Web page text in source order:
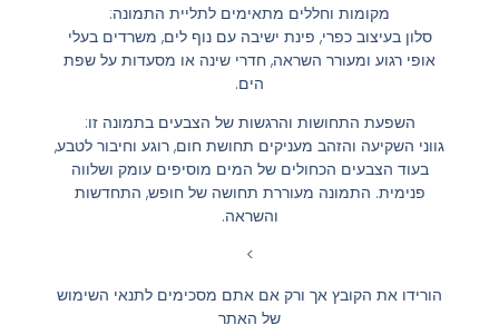
ניגודיות כהה
הוסף קו תחתון לקישורים
לאפס
את
כל
השארת משוב
מקומות וחללים מתאימים לתליית התמונה:
סלון בעיצוב כפרי, פינת ישיבה עם נוף לים, משרדים בעלי
אופי רגוע ומעורר השראה, חדרי שינה או מסעדות על שפת
הים.
השפעת התחושות והרגשות של הצבעים בתמונה זו:
גווני השקיעה והזהב מעניקים תחושת חום, רוגע וחיבור לטבע,
בעוד הצבעים הכחולים של המים מוסיפים עומק ושלווה
פנימית. התמונה מעוררת תחושה של חופש, התחדשות
והשראה.
>
הורידו את הקובץ אך ורק אם אתם מסכימים לתנאי השימוש
של האתר